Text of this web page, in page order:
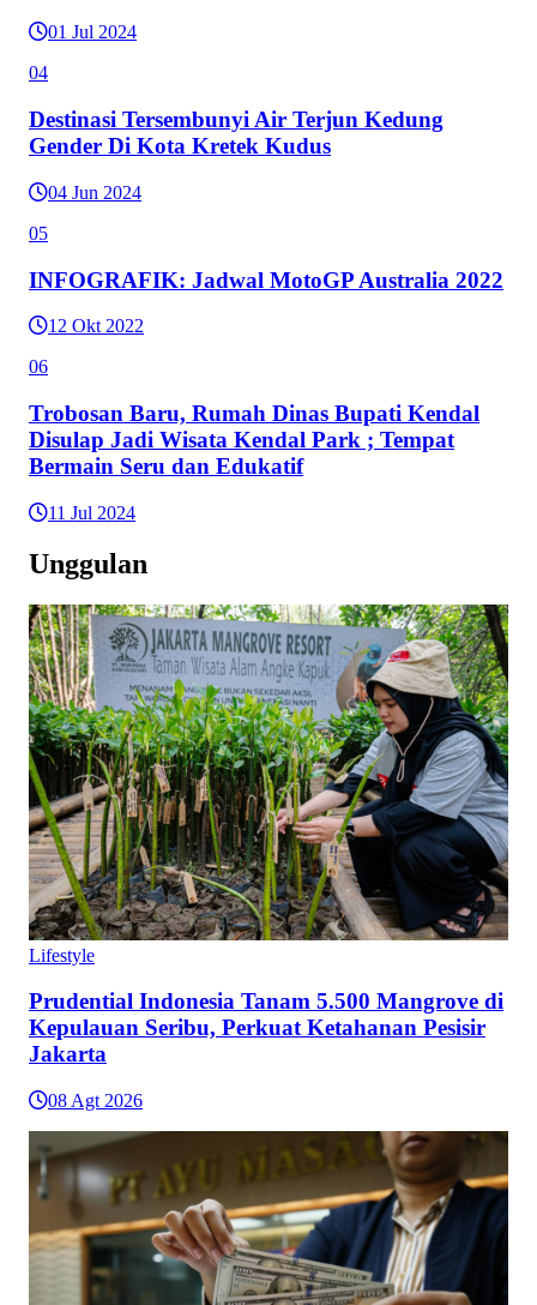
01 Jul 2024
04
Destinasi Tersembunyi Air Terjun Kedung
Gender Di Kota Kretek Kudus
04 Jun 2024
05
INFOGRAFIK: Jadwal MotoGP Australia 2022
12 Okt 2022
06
Trobosan Baru, Rumah Dinas Bupati Kendal
Disulap Jadi Wisata Kendal Park ; Tempat
Bermain Seru dan Edukatif
11 Jul 2024
Unggulan
Lifestyle
Prudential Indonesia Tanam 5.500 Mangrove di
Kepulauan Seribu, Perkuat Ketahanan Pesisir
Jakarta
08 Agt 2026